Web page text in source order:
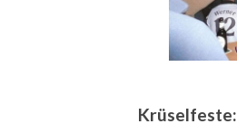
Krüselfeste: